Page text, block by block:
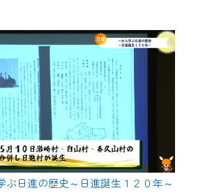
ぶ日進の歴史～日進誕生１２０年～